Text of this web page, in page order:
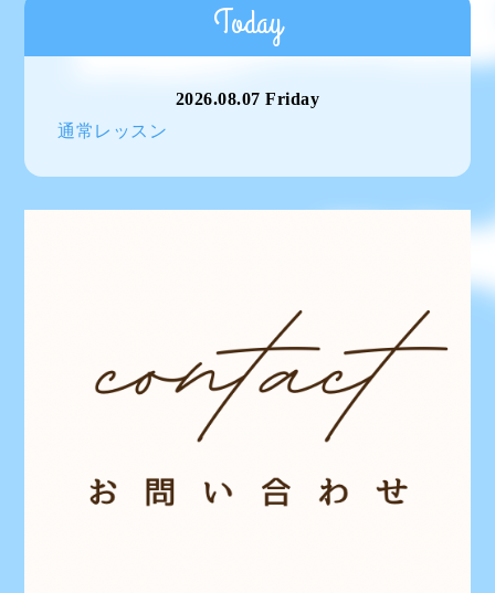
Today
2026.08.07 Friday
通常レッスン